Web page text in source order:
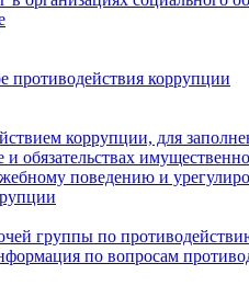
коррупции
коррупции, для
обязательствах
поведению и
группы по
по вопросам